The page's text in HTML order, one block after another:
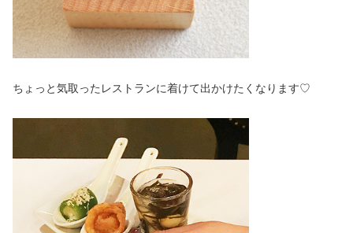
ちょっと気取ったレストランに着けて出かけたくなります♡